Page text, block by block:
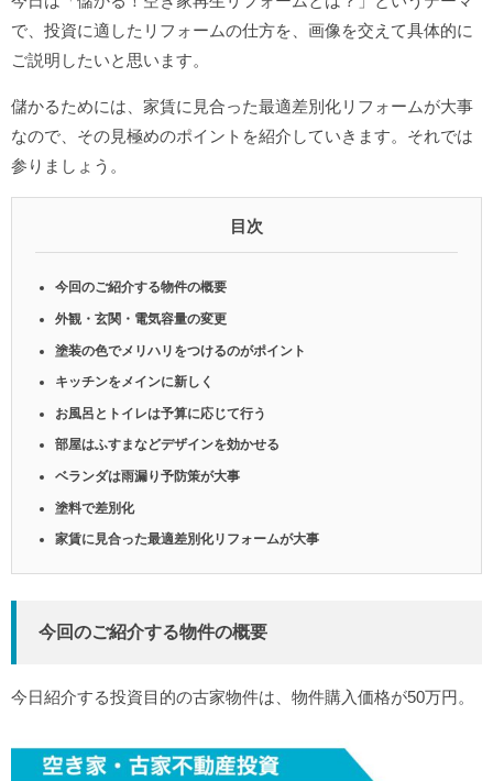
で、投資に適したリフォームの仕方を、画像を交えて具体的に
ご説明したいと思います。
儲かるためには、家賃に見合った最適差別化リフォームが大事
なので、その見極めのポイントを紹介していきます。それでは
参りましょう。
目次
今回のご紹介する物件の概要
外観・玄関・電気容量の変更
塗装の色でメリハリをつけるのがポイント
キッチンをメインに新しく
お風呂とトイレは予算に応じて行う
部屋はふすまなどデザインを効かせる
ベランダは雨漏り予防策が大事
塗料で差別化
家賃に見合った最適差別化リフォームが大事
今回のご紹介する物件の概要
今日紹介する投資目的の古家物件は、物件購入価格が50万円。